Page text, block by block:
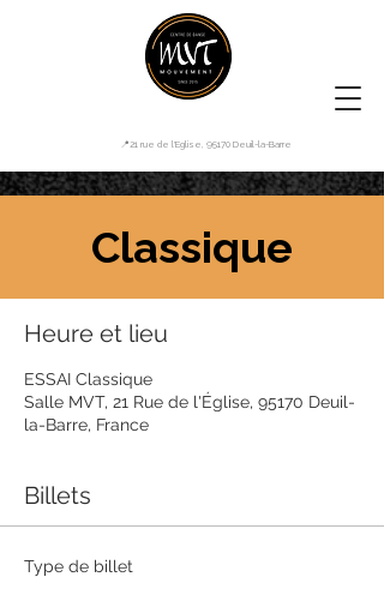
📍21 rue de l'Eglise, 95170 Deuil-la-Barre
Classique
Heure et lieu
ESSAI Classique
Salle MVT, 21 Rue de l'Église, 95170 Deuil-
la-Barre, France
Billets
Type de billet